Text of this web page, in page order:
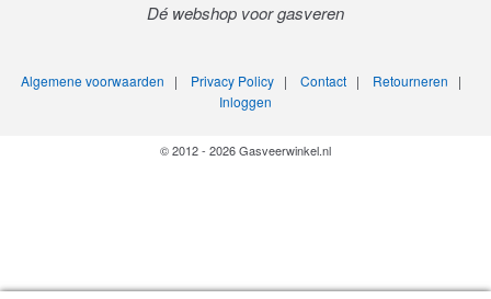
Dé webshop voor gasveren
Algemene voorwaarden | Privacy Policy| Contact| Retourneren |
Inloggen
© 2012 - 2026 Gasveerwinkel.nl